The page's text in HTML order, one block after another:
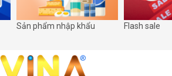
Sản phẩm nhập khẩu Flash sale